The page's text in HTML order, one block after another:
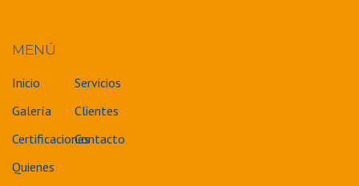
MENÚ
Inicio
Servicios
Galería
Clientes
CertificacionesContacto
Quienes